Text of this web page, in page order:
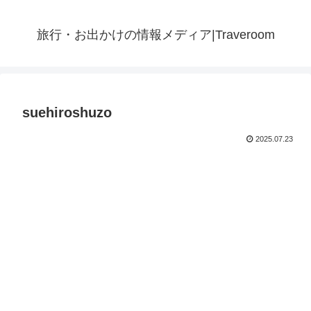
旅行・お出かけの情報メディア|Traveroom
suehiroshuzo
2025.07.23